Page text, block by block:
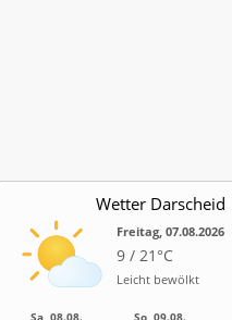
Wetter Darscheid
Freitag, 07.08.2026
9 / 21°C
Leicht bewölkt
Sa, 08.08. So, 09.08.